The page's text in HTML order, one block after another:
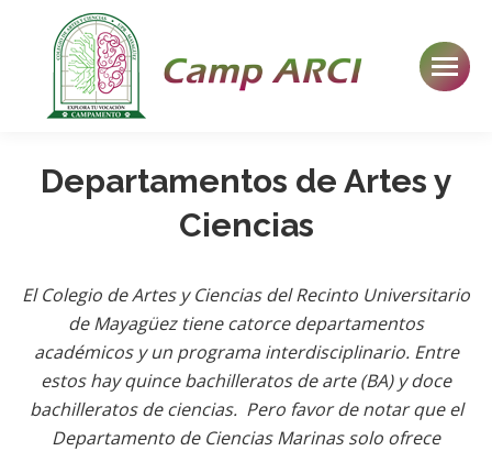
Departamentos de Artes y
Ciencias
El Colegio de Artes y Ciencias del Recinto Universitario
de Mayagüez tiene catorce departamentos
académicos y un programa interdisciplinario. Entre
estos hay quince bachilleratos de arte (BA) y doce
bachilleratos de ciencias. Pero favor de notar que el
Departamento de Ciencias Marinas solo ofrece